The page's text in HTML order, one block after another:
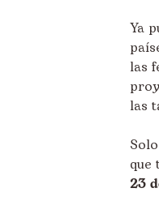
Ya
las
las
que
23